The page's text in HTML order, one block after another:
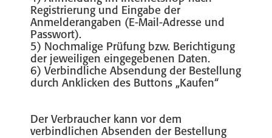
Registrierung und Eingabe der
Anmelderangaben (E-Mail-Adresse und
Passwort).
5) Nochmalige Prüfung bzw. Berichtigung
der jeweiligen eingegebenen Daten.
6) Verbindliche Absendung der Bestellung
durch Anklicken des Buttons „Kaufen“
Der Verbraucher kann vor dem
verbindlichen Absenden der Bestellung